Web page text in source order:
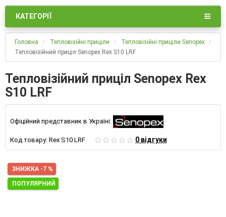
КАТЕГОРІЇ
Головна Тепловізійні приціли
Тепловізійні приціли Senopex
Тепловізійний приціл Senopex Rex S10 LRF
Тепловізійний приціл Senopex Rex
S10 LRF
Офіційний представник в Україні:
Код товару: Rex S10 LRF 0 відгуки
ЗНИЖКА -7 %
ПОПУЛЯРНИЙ